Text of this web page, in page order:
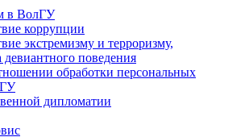
в ВолГУ
коррупции
экстремизму и терроризму,
поведения
обработки персональных
дипломатии